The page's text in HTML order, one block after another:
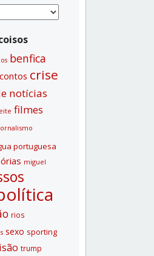
benfica
contos crise
notí­cias
filmes
portuguesa
miguel
rios
sexo sporting
trump